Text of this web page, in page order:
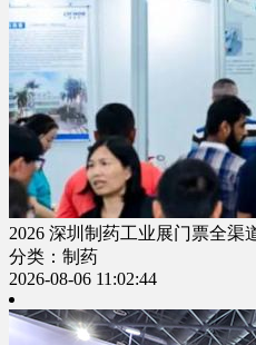
2026 深圳制药工业展门票全
分类：制药
2026-08-06 11:02:44